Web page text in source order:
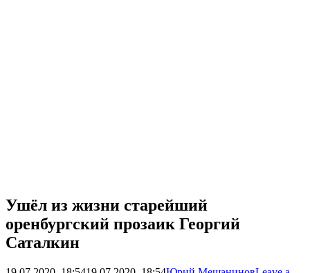
Ушёл из жизни старейший
оренбургский прозаик Георгий
Саталкин